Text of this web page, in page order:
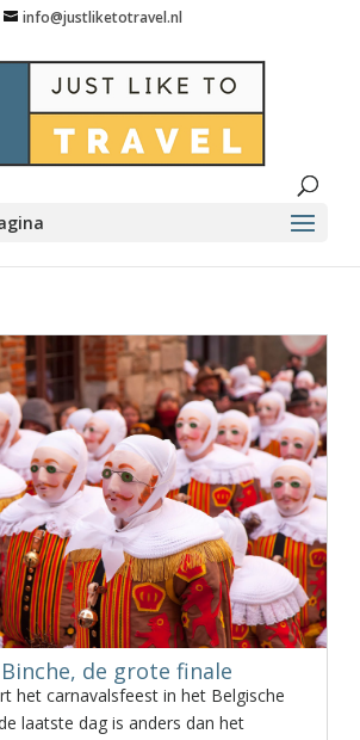
info@justliketotravel.nl
de grote finale
het carnavalsfeest in het Belgische
laatste dag is anders dan het